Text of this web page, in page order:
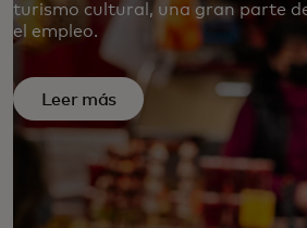
turismo cultural, una gran parte
el empleo.
Leer más